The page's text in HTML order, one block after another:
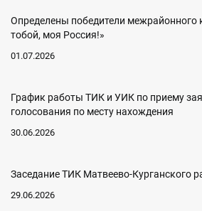
Определены победители межрайонного
тобой, моя Россия!»
01.07.2026
График работы ТИК и УИК по приему
голосования по месту нахождения
30.06.2026
Заседание ТИК Матвеево-Курганского
29.06.2026